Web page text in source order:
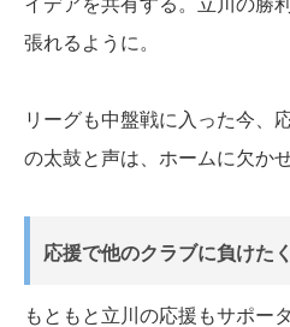
張れるように。
リーグも中盤戦に入った今、
の太鼓と声は、ホームに欠か
応援で他のクラブに負けた
もともと立川の応援もサポー